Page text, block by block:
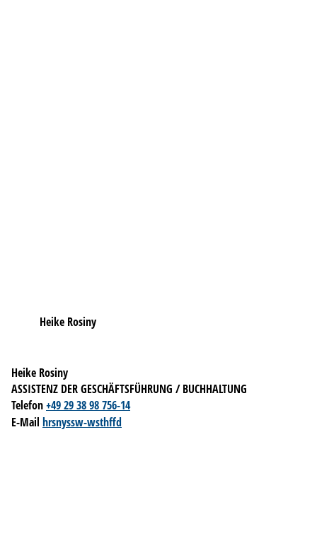
Heike Rosiny
Heike Rosiny
ASSISTENZ DER GESCHÄFTSFÜHRUNG / BUCHHALTUNG
Telefon+49 29 38 98 756-14
E-Mail hrsnyssw-wsthffd